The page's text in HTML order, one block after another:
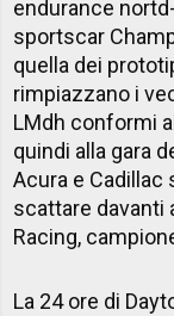
endurance
sportscar
quella dei
rimpiazzano i
LMdh conformi
quindi alla gara
Acura e Cadillac
scattare davanti
Racing,
La 24 ore di